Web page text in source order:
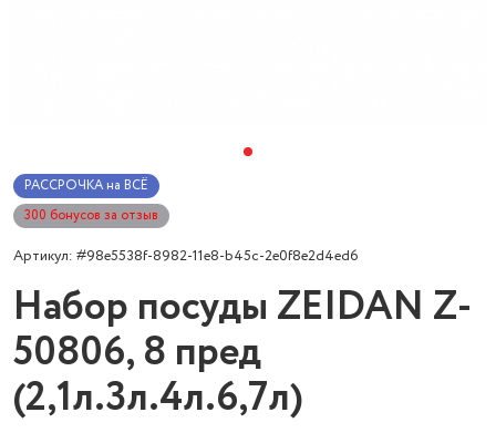
РАССРОЧКА на ВСЁ
300 бонусов за отзыв
Артикул: #98e5538f-8982-11e8-b45c-2e0f8e2d4ed6
Набор посуды ZEIDAN Z-
50806, 8 пред
(2,1л.3л.4л.6,7л)